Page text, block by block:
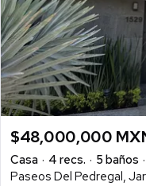
$48,000,000
Casa
4 recs. 5 baños
Paseos Del Pedregal,